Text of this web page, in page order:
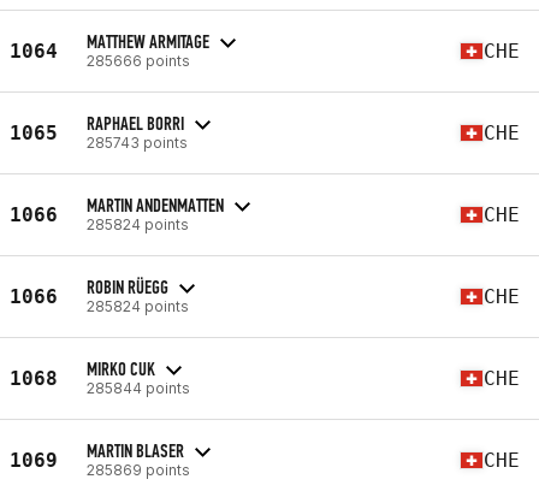
1064 MATTHEW ARMITAGE
285666 points CHE
1065 RAPHAEL BORRI
285743 points CHE
1066 MARTIN ANDENMATTEN
285824 points CHE
1066 ROBIN RÜEGG
285824 points CHE
1068 MIRKO CUK
285844 points CHE
1069 MARTIN BLASER
285869 points CHE